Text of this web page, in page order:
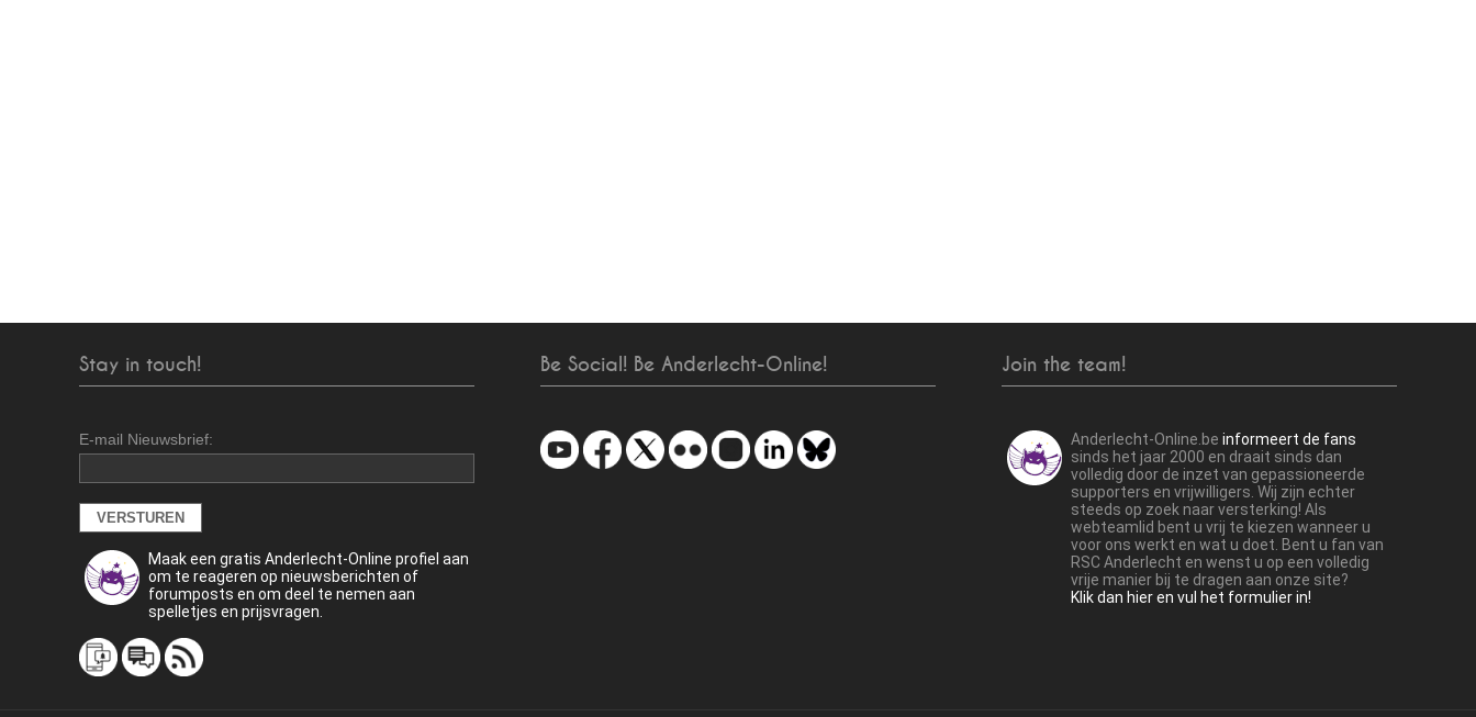
Stay in touch!
E-mail Nieuwsbrief:
Maak een gratis Anderlecht-Online profiel aan
om te reageren op nieuwsberichten of
forumposts en om deel te nemen aan
spelletjes en prijsvragen.
Be Social! Be Anderlecht-Online! Join the team!
Anderlecht-Online.be informeert de fans
sinds het jaar 2000 en draait sinds dan
volledig door de inzet van gepassioneerde
supporters en vrijwilligers. Wij zijn echter
steeds op zoek naar versterking! Als
webteamlid bent u vrij te kiezen wanneer u
voor ons werkt en wat u doet. Bent u fan van
RSC Anderlecht en wenst u op een volledig
vrije manier bij te dragen aan onze site?
Klik dan hier en vul het formulier in!